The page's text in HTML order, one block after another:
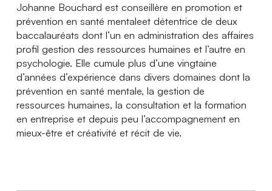
Johanne Bouchard est conseillère en promotion et
prévention en santé mentaleet détentrice de deux
baccalauréats dont l’un en administration des affaires
profil gestion des ressources humaines et l’autre en
psychologie. Elle cumule plus d’une vingtaine
d’années d’expérience dans divers domaines dont la
prévention en santé mentale, la gestion de
ressources humaines, la consultation et la formation
en entreprise et depuis peu l’accompagnement en
mieux-être et créativité et récit de vie.